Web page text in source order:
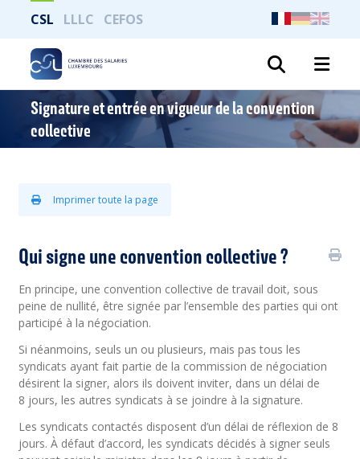
CSL LLLC CEFOS
Signature et entrée en vigueur de la convention
collective
Imprimer toute la page
Qui signe une convention collective ?
En principe, une convention collective de travail doit, sous
peine de nullité, être signée par l’ensemble des parties qui ont
participé à la négociation.
Si néanmoins, seuls un ou plusieurs, mais pas tous les
syndicats ayant fait partie de la commission de négociation
désirent la signer, alors ils doivent inviter, dans un délai de
8 jours, les autres syndicats à se joindre à la signature.
Les syndicats contactés disposent d’un délai de réflexion de 8
jours. À défaut d’accord, les syndicats décidés à signer seuls